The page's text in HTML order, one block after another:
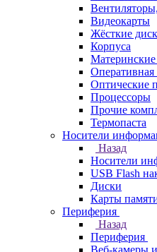
Видеокарты
Жёсткие
Корпуса
Оперативная
Оптические
Процессоры
Прочие
Термопаста
Носители
Назад
Носители
USB Flash
Диски
Карты
Периферия
Назад
Периферия
Веб-камеры